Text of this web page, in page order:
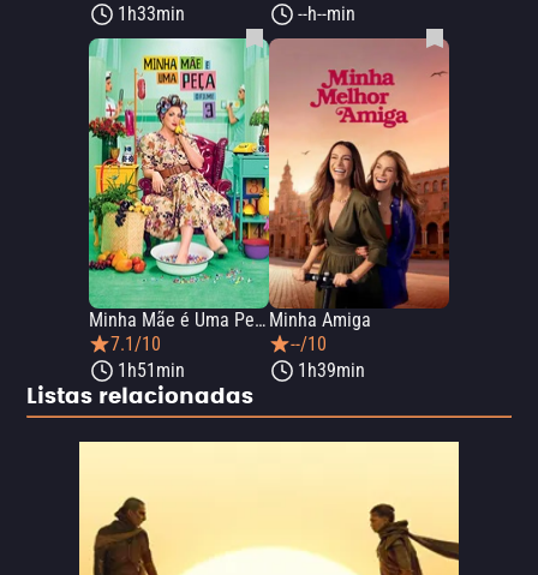
1h33min
--h--min
Minha Mãe é Uma Peça 3: O Filme
7.1/10
1h51min
Minha Amiga
--/10
1h39min
Listas relacionadas